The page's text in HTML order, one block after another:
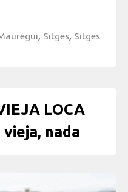
, Sitges, Sitges
LOCA
nada